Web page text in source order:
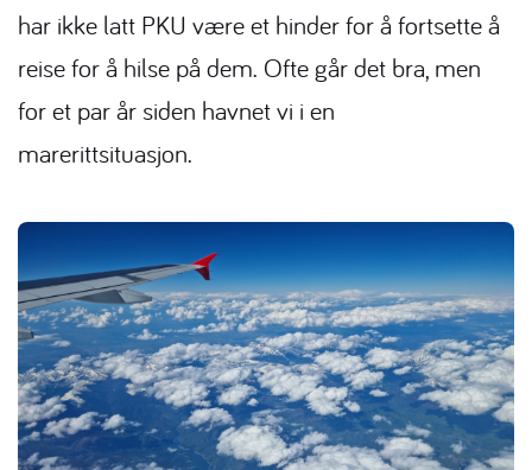
har ikke latt PKU være et hinder for å fortsette å
reise for å hilse på dem. Ofte går det bra, men
for et par år siden havnet vi i en
marerittsituasjon.